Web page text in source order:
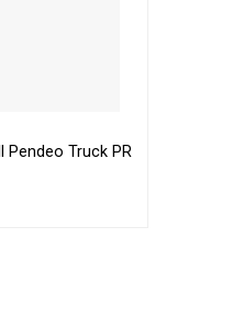
Pendeo Truck PR